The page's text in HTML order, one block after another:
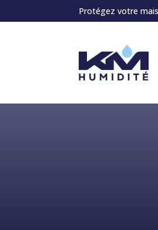
Protégez votre